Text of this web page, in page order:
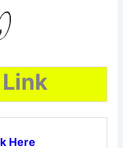
Here